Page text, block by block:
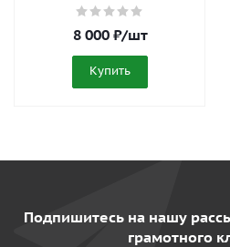
8 000₽/шт
Купить
Подпишитесь на нашу
грамотного